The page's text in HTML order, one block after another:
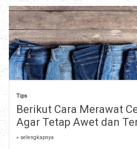
Tips
Berikut Cara Merawat
Agar Tetap Awet dan
» selengkapnya